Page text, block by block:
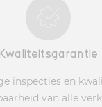
Kwaliteitsgarantie
inspecties en
van alle